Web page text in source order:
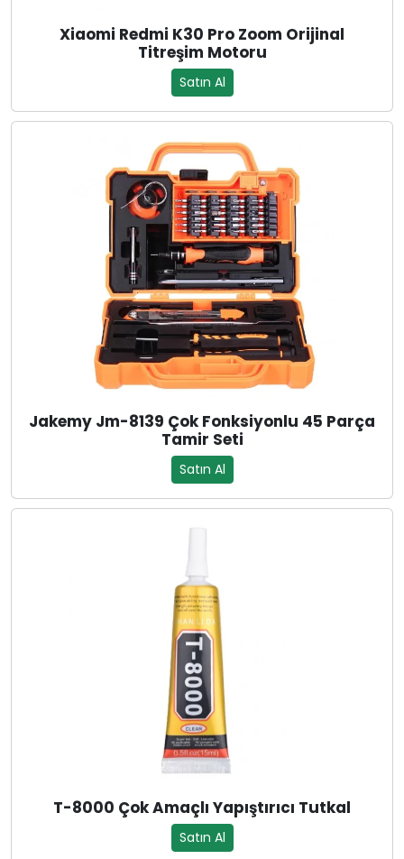
Xiaomi Redmi K30 Pro Zoom Orijinal
Titreşim Motoru
Satın Al
Jakemy Jm-8139 Çok Fonksiyonlu 45 Parça
Tamir Seti
Satın Al
T-8000 Çok Amaçlı Yapıştırıcı Tutkal
Satın Al